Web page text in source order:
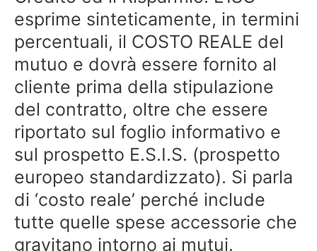
esprime sinteticamente, in termini
percentuali, il COSTO REALE del
mutuo e dovrà essere fornito al
cliente prima della stipulazione
del contratto, oltre che essere
riportato sul foglio informativo e
sul prospetto E.S.I.S. (prospetto
europeo standardizzato). Si parla
di ‘costo reale’ perché include
tutte quelle spese accessorie che
gravitano intorno ai mutui.